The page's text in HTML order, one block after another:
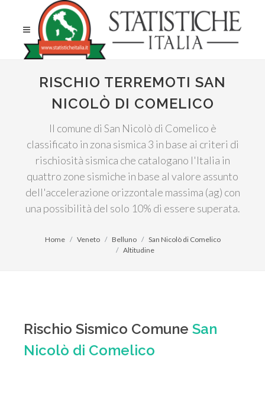
RISCHIO TERREMOTI SAN
NICOLÒ DI COMELICO
Il comune di San Nicolò di Comelico è
classificato in zona sismica 3 in base ai criteri di
rischiosità sismica che catalogano l'Italia in
quattro zone sismiche in base al valore assunto
dell'accelerazione orizzontale massima (ag) con
una possibilità del solo 10% di essere superata.
Home Veneto Belluno
San Nicolò di Comelico
Altitudine
Rischio Sismico Comune San
Nicolò di Comelico